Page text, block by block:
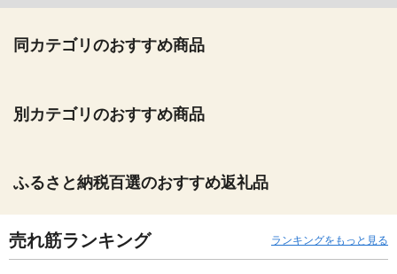
同カテゴリのおすすめ商品
別カテゴリのおすすめ商品
ふるさと納税百選のおすすめ返礼品
売れ筋ランキング ランキングをもっと見る